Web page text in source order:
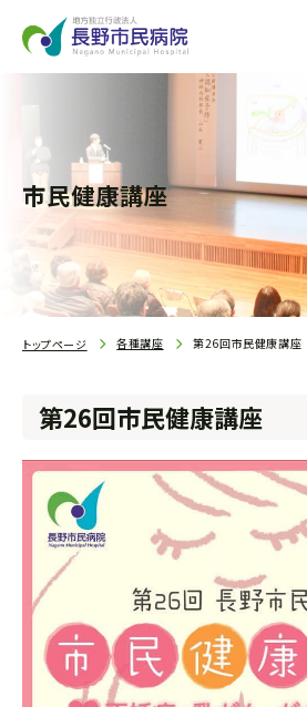
市民健康講座
トップページ 各種講座 第26回市民健康講座
第26回市民健康講座